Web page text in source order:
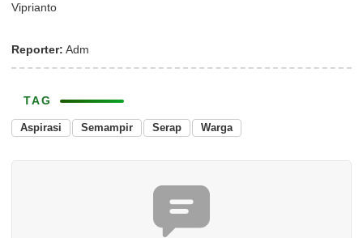
Viprianto
Reporter: Adm
TAG
Aspirasi Semampir Serap Warga